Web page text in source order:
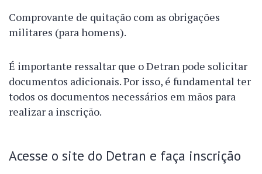
Comprovante de quitação com as obrigações
militares (para homens).
É importante ressaltar que o Detran pode solicitar
documentos adicionais. Por isso, é fundamental ter
todos os documentos necessários em mãos para
realizar a inscrição.
Acesse o site do Detran e faça inscrição